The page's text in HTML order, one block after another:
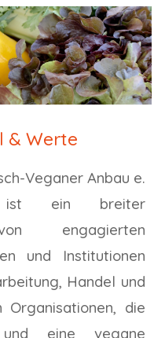
& Werte
Veganer Anbau e.
ist ein breiter
engagierten
und Institutionen
Handel und
Organisationen, die
eine vegane